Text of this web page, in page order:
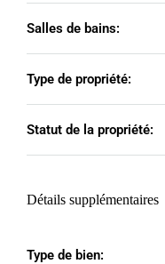
Salles de bains:
Type de propriété:
Statut de la propriété:
Détails supplémentaires
Type de bien: